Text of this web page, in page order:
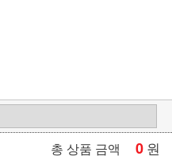
총 상품 금액 0 원